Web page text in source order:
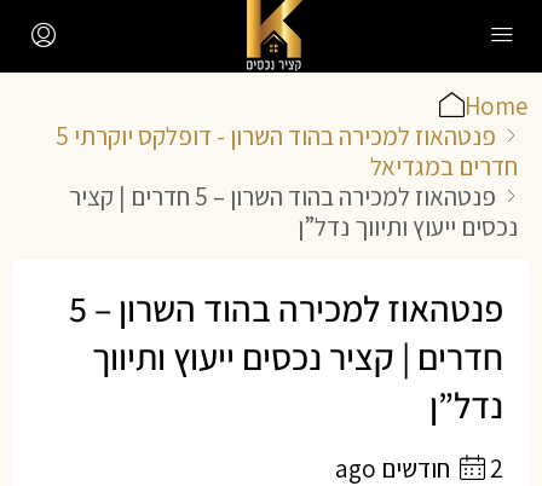
Home
פנטהאוז למכירה בהוד השרון - דופלקס יוקרתי 5
חדרים במגדיאל
פנטהאוז למכירה בהוד השרון – 5 חדרים | קציר
נכסים ייעוץ ותיווך נדל”ן
פנטהאוז למכירה בהוד השרון – 5
חדרים | קציר נכסים ייעוץ ותיווך
נדל”ן
2 חודשים ago